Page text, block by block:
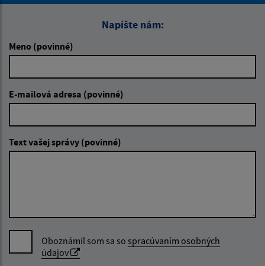
Napíšte nám:
Meno (povinné)
E-mailová adresa (povinné)
Text vašej správy (povinné)
Oboznámil som sa so spracúvaním osobných
údajov